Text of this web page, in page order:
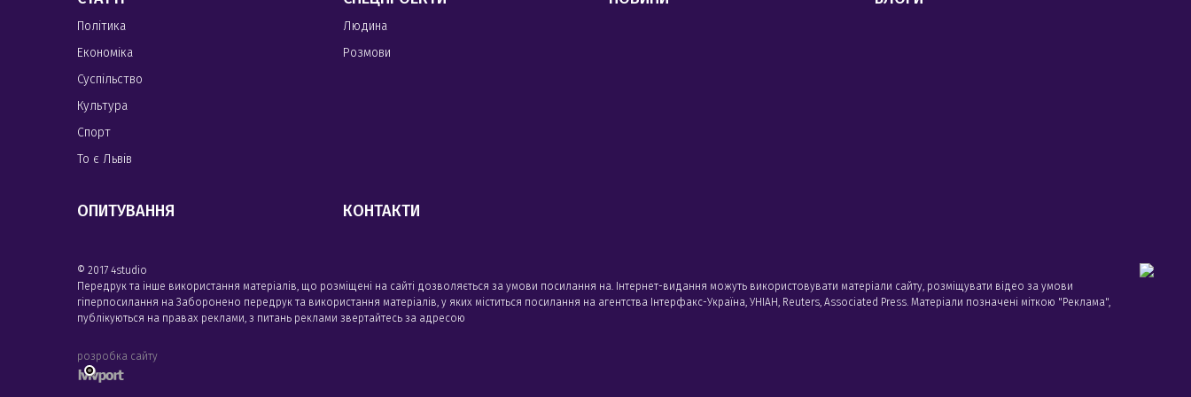
Політика
Економіка
Суспільство
Культура
Спорт
То є Львів
Людина
Розмови
ОПИТУВАННЯ КОНТАКТИ
© 2017 4studio
Передрук та інше використання матеріалів, що розміщені на сайті дозволяється за умови посилання на. Інтернет-видання можуть використовувати матеріали сайту, розміщувати відео за умови
гіперпосилання на Заборонено передрук та використання матеріалів, у яких міститься посилання на агентства Iнтерфакс-Україна, УНIАН, Reuters, Associated Press. Матеріали позначені міткою "Реклама",
публікуються на правах реклами, з питань реклами звертайтесь за адресою
розробка сайту